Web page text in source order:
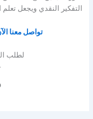
التفكير النقدي ويجعل
تواصل معنا
لطلب